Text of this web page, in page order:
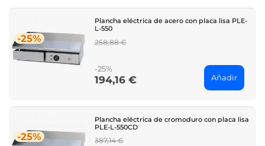
-25%
Plancha eléctrica de acero con placa lisa PLE-
L-550
Regular
258,88 €
-25%
Price
194,16 € Añadir
-25%
Plancha eléctrica de cromoduro con placa lisa
PLE-L-550CD
Regular
387,14 €